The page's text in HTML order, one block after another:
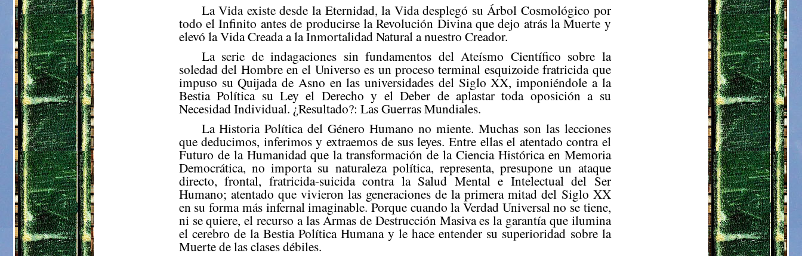
La Vida existe desde la Eternidad, la Vida desplegó su Árbol Cosmológico por
todo el Infinito antes de producirse la Revolución Divina que dejo atrás la Muerte y
elevó la Vida Creada a la Inmortalidad Natural a nuestro Creador.
La serie de indagaciones sin fundamentos del Ateísmo Científico sobre la
soledad del Hombre en el Universo es un proceso terminal esquizoide fratricida que
impuso su Quijada de Asno en las universidades del Siglo XX, imponiéndole a la
Bestia Política su Ley el Derecho y el Deber de aplastar toda oposición a su
Necesidad Individual. ¿Resultado?: Las Guerras Mundiales.
La Historia Política del Género Humano no miente. Muchas son las lecciones
que deducimos, inferimos y extraemos de sus leyes. Entre ellas el atentado contra el
Futuro de la Humanidad que la transformación de la Ciencia Histórica en Memoria
Democrática, no importa su naturaleza política, representa, presupone un ataque
directo, frontal, fratricida-suicida contra la Salud Mental e Intelectual del Ser
Humano; atentado que vivieron las generaciones de la primera mitad del Siglo XX
en su forma más infernal imaginable. Porque cuando la Verdad Universal no se tiene,
ni se quiere, el recurso a las Armas de Destrucción Masiva es la garantía que ilumina
el cerebro de la Bestia Política Humana y le hace entender su superioridad sobre la
Muerte de las clases débiles.